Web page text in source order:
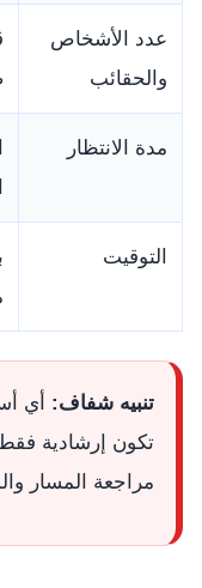
عدد الأشخاص
والحقائب
مدة الانتظار
التوقيت
تنبيه شفاف: أي
تكون إرشادية
مراجعة المسار